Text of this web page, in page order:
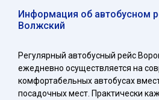
Информация об автобусном
Волжский
Регулярный автобусный рейс
ежедневно осуществляется на
комфортабельных автобусах
посадочных мест. Практически